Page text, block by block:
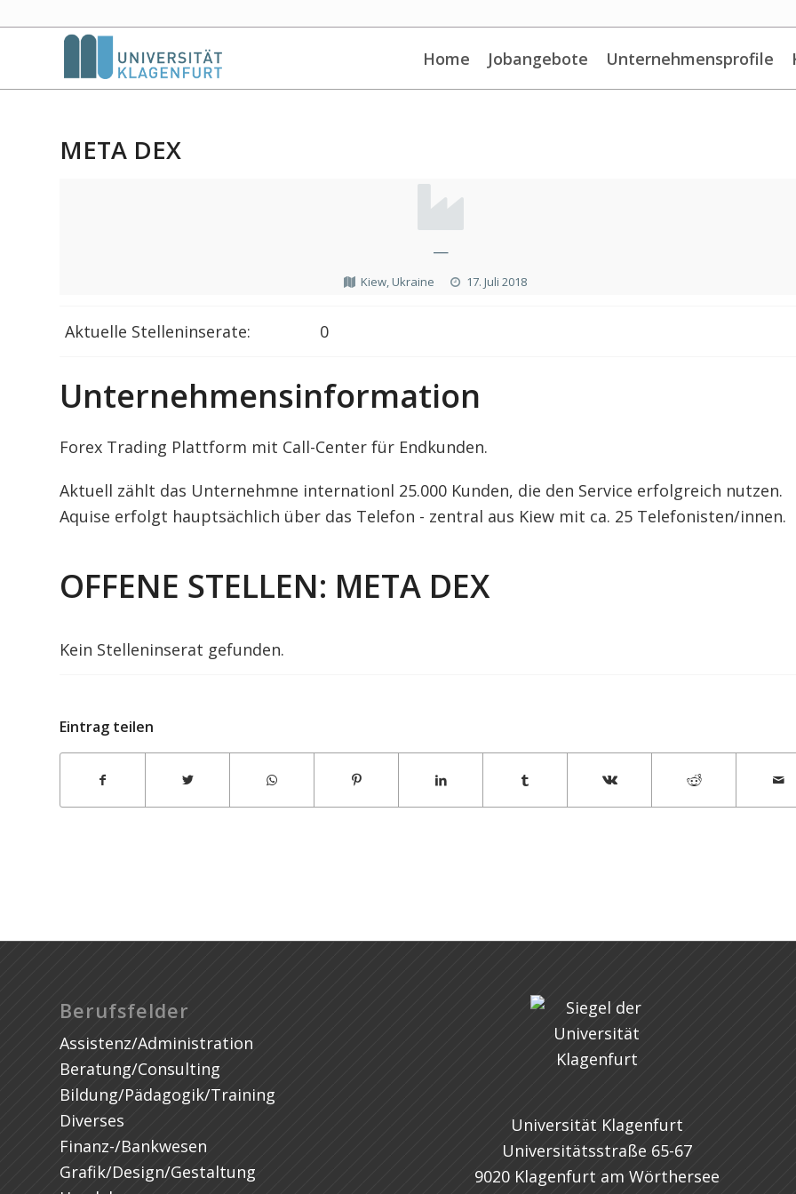
Home Jobangebote Unternehmensprofile
META DEX
—
Kiew, Ukraine 17. Juli 2018
Aktuelle Stelleninserate: 0
Unternehmensinformation
Forex Trading Plattform mit Call-Center für Endkunden.
Aktuell zählt das Unternehmne internationl 25.000 Kunden, die den Service erfolgreich nutzen.
Aquise erfolgt hauptsächlich über das Telefon - zentral aus Kiew mit ca. 25 Telefonisten/innen.
OFFENE STELLEN: META DEX
Kein Stelleninserat gefunden.
Eintrag teilen
Berufsfelder
Assistenz/Administration
Beratung/Consulting
Bildung/Pädagogik/Training
Diverses
Finanz-/Bankwesen
Grafik/Design/Gestaltung
Universität Klagenfurt
Universitätsstraße 65-67
9020 Klagenfurt am Wörthersee